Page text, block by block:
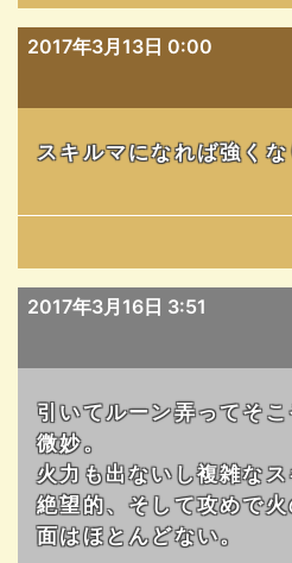
2017年3月13日 0:00
スキルマになれば強くな
2017年3月16日 3:51
引いてルーン弄ってそ
微妙。
火力も出ないし複雑な
絶望的、そして攻めで
面はほとんどない。